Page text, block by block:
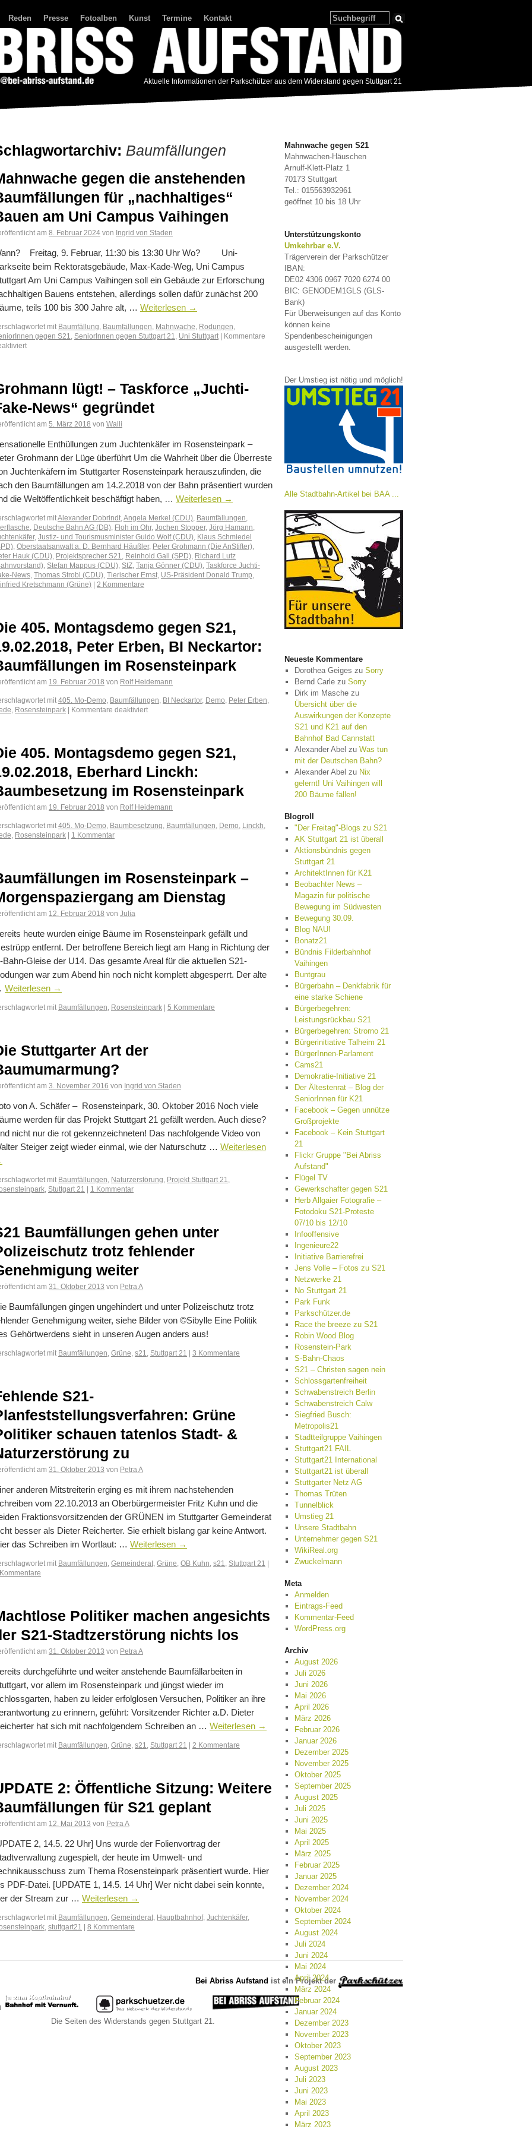
Reden Presse Fotoalben Kunst Termine Kontakt
Aktuelle Informationen der Parkschützer aus dem Widerstand gegen Stuttgart 21
Baumfällungen
gegen die anstehenden
für „nachhaltiges“
am Uni Campus Vaihingen
am 8. Februar 2024 von Ingrid von Staden
Freitag, 9. Februar, 11:30 bis 13:30 Uhr Wo? Uni-
beim Rektoratsgebäude, Max-Kade-Weg, Uni Campus
Am Uni Campus Vaihingen soll ein Gebäude zur Erforschung
Bauens entstehen, allerdings sollen dafür zunächst 200
teils 100 bis 300 Jahre alt, … Weiterlesen →
mit Baumfällung Baumfällungen Mahnwache Rodungen
gegen S21
SeniorInnen gegen Stuttgart 21 Uni Stuttgart | Kommentare
lügt! – Taskforce „Juchti-
News“ gegründet
am 5. März 2018 von Walli
Enthüllungen zum Juchtenkäfer im Rosensteinpark –
Grohmann der Lüge überführt Um die Wahrheit über die Überreste
Juchtenkäfern im Stuttgarter Rosensteinpark herauszufinden, die
den Baumfällungen am 14.2.2018 von der Bahn präsentiert wurden
die Weltöffentlichkeit beschäftigt haben, … Weiterlesen →
mitAlexander Dobrindt Angela Merkel (CDU) Baumfällungen
Deutsche Bahn AG (DB) Floh im Ohr, Jochen Stopper, Jörg Hamann
, Justiz- und Tourismusminister Guido Wolf (CDU) Klaus Schmiedel
Oberstaatsanwalt a. D. Bernhard Häußler, Peter Grohmann (Die AnStifter)
Hauk (CDU) Projektsprecher S21 Reinhold Gall (SPD) Richard Lutz
Stefan Mappus (CDU) StZ Tanja Gönner (CDU) Taskforce Juchti-
News Thomas Strobl (CDU) Tierischer Ernst US‑Präsident Donald Trump
Kretschmann (Grüne) | 2 Kommentare
405. Montagsdemo gegen S21,
Peter Erben, BI Neckartor:
im Rosensteinpark
am 19. Februar 2018 von Rolf Heidemann
mit 405. Mo-Demo Baumfällungen BI Neckartor, Demo Peter Erben
Rosensteinpark | Kommentare deaktiviert
405. Montagsdemo gegen S21,
Eberhard Linckh:
im Rosensteinpark
am 19. Februar 2018 von Rolf Heidemann
mit 405. Mo-Demo Baumbesetzung Baumfällungen Demo Linckh
Rosensteinpark | 1 Kommentar
im Rosensteinpark –
am Dienstag
am 12. Februar 2018 von Julia
heute wurden einige Bäume im Rosensteinpark gefällt und
entfernt. Der betroffene Bereich liegt am Hang in Richtung der
Bahn-Gleise der U14. Das gesamte Areal für die aktuellen S21-
war zum Abend hin noch nicht komplett abgesperrt. Der alte
Weiterlesen →
mit Baumfällungen Rosensteinpark | 5 Kommentare
Stuttgarter Art der
am 3. November 2016 von Ingrid von Staden
von A. Schäfer – Rosensteinpark, 30. Oktober 2016 Noch viele
werden für das Projekt Stuttgart 21 gefällt werden. Auch diese?
nicht nur die rot gekennzeichneten! Das nachfolgende Video von
Steiger zeigt wieder einmal, wie der Naturschutz … Weiterlesen
mit Baumfällungen Naturzerstörung Projekt Stuttgart 21
Stuttgart 21 | 1 Kommentar
Baumfällungen gehen unter
trotz fehlender
weiter
am 31. Oktober 2013 von Petra A
Baumfällungen gingen ungehindert und unter Polizeischutz trotz
Genehmigung weiter, siehe Bilder von ©Sibylle Eine Politik
Gehörtwerdens sieht in unseren Augen anders aus!
mit Baumfällungen Grüne s21 Stuttgart 21 | 3 Kommentare
S21-
Grüne
schauen tatenlos Stadt- &
zu
am 31. Oktober 2013 von Petra A
anderen Mitstreiterin erging es mit ihrem nachstehenden
vom 22.10.2013 an Oberbürgermeister Fritz Kuhn und die
Fraktionsvorsitzenden der GRÜNEN im Stuttgarter Gemeinderat
besser als Dieter Reicherter. Sie erhielt bislang gar keine Antwort.
das Schreiben im Wortlaut: … Weiterlesen →
mit Baumfällungen Gemeinderat Grüne OB Kuhn s21 Stuttgart 21 |
Politiker machen angesichts
S21-Stadtzerstörung nichts los
am 31. Oktober 2013 von Petra A
durchgeführte und weiter anstehende Baumfällarbeiten in
vor allem im Rosensteinpark und jüngst wieder im
haben zu leider erfolglosen Versuchen, Politiker an ihre
zu erinnern, geführt: Vorsitzender Richter a.D. Dieter
hat sich mit nachfolgendem Schreiben an … Weiterlesen →
mit Baumfällungen Grüne s21 Stuttgart 21 | 2 Kommentare
2: Öffentliche Sitzung: Weitere
für S21 geplant
am 12. Mai 2013 von Petra A
2, 14.5. 22 Uhr] Uns wurde der Folienvortrag der
zugespielt, der heute im Umwelt- und
zum Thema Rosensteinpark präsentiert wurde. Hier
PDF-Datei. [UPDATE 1, 14.5. 14 Uhr] Wer nicht dabei sein konnte,
der Stream zur … Weiterlesen →
mit Baumfällungen Gemeinderat Hauptbahnhof, Juchtenkäfer,
stuttgart21 | 8 Kommentare
Mahnwache gegen S21
Mahnwachen-Häuschen
Arnulf-Klett-Platz 1
70173 Stuttgart
Tel.: 015563932961
geöffnet 10 bis 18 Uhr
Unterstützungskonto
Umkehrbar e.V.
Trägerverein der Parkschützer
IBAN:
DE02 4306 0967 7020 6274 00
BIC: GENODEM1GLS (GLS-
Bank)
Für Überweisungen auf das Konto
können keine
Spendenbescheinigungen
ausgestellt werden.
Der Umstieg ist nötig und möglich!
Alle Stadtbahn-Artikel bei BAA ...
Neueste Kommentare
Dorothea Geiges zu Sorry
Bernd Carlezu Sorry
Dirk im Maschezu
Übersicht über die
Auswirkungen der Konzepte
S21 und K21 auf den
Bahnhof Bad Cannstatt
Alexander Abel zu Was tun
mit der Deutschen Bahn?
Alexander Abel zu Nix
gelernt! Uni Vaihingen will
200 Bäume fällen!
Blogroll
"Der Freitag"-Blogs zu S21
AK Stuttgart 21 ist überall
Aktionsbündnis gegen
Stuttgart 21
ArchitektInnen für K21
Beobachter News –
Magazin für politische
Bewegung im Südwesten
Bewegung 30.09.
Blog NAU!
Bonatz21
Bündnis Filderbahnhof
Vaihingen
Buntgrau
Bürgerbahn – Denkfabrik für
eine starke Schiene
Bürgerbegehren:
Leistungsrückbau S21
Bürgerbegehren: Strorno 21
Bürgerinitiative Talheim 21
BürgerInnen-Parlament
Cams21
Demokratie-Initiative 21
Der Ältestenrat – Blog der
SeniorInnen für K21
Facebook – Gegen unnütze
Großprojekte
Facebook – Kein Stuttgart
21
Flickr Gruppe "Bei Abriss
Aufstand"
Flügel TV
Gewerkschafter gegen S21
Herb Allgaier Fotografie –
Fotodoku S21-Proteste
07/10 bis 12/10
Infooffensive
Ingenieure22
Initiative Barrierefrei
Jens Volle – Fotos zu S21
Netzwerke 21
No Stuttgart 21
Park Funk
Parkschützer.de
Race the breeze zu S21
Robin Wood Blog
Rosenstein-Park
S-Bahn-Chaos
S21 – Christen sagen nein
Schlossgartenfreiheit
Schwabenstreich Berlin
Schwabenstreich Calw
Siegfried Busch:
Metropolis21
Stadtteilgruppe Vaihingen
Stuttgart21 FAIL
Stuttgart21 International
Stuttgart21 ist überall
Stuttgarter Netz AG
Thomas Trüten
Tunnelblick
Umstieg 21
Unsere Stadtbahn
Unternehmer gegen S21
WikiReal.org
Zwuckelmann
Meta
Anmelden
Eintrags-Feed
Kommentar-Feed
WordPress.org
Archiv
August 2026
Juli 2026
Juni 2026
Mai 2026
April 2026
März 2026
Februar 2026
Januar 2026
Dezember 2025
November 2025
Oktober 2025
September 2025
August 2025
Juli 2025
Juni 2025
Mai 2025
April 2025
März 2025
Februar 2025
Januar 2025
Dezember 2024
November 2024
Oktober 2024
September 2024
August 2024
Juli 2024
Juni 2024
Mai 2024
April 2024
März 2024
Februar 2024
Januar 2024
Dezember 2023
November 2023
Oktober 2023
September 2023
August 2023
Juli 2023
Juni 2023
Mai 2023
April 2023
März 2023
Bei Abriss Aufstand ist ein Projekt der
Die Seiten des Widerstands gegen Stuttgart 21.